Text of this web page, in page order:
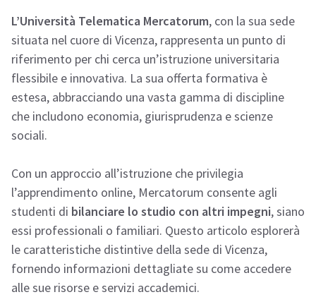
L’Università Telematica Mercatorum, con la sua sede
situata nel cuore di Vicenza, rappresenta un punto di
riferimento per chi cerca un’istruzione universitaria
flessibile e innovativa. La sua offerta formativa è
estesa, abbracciando una vasta gamma di discipline
che includono economia, giurisprudenza e scienze
sociali.
Con un approccio all’istruzione che privilegia
l’apprendimento online, Mercatorum consente agli
studenti di bilanciare lo studio con altri impegni, siano
essi professionali o familiari. Questo articolo esplorerà
le caratteristiche distintive della sede di Vicenza,
fornendo informazioni dettagliate su come accedere
alle sue risorse e servizi accademici.